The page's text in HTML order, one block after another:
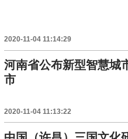
2020-11-04 11:14:29
河南省公布新型智慧城
市
2020-11-04 11:13:22